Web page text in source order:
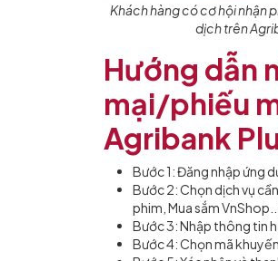
Khách hàng có cơ hội nhận
dịch trên
Hướng dẫn
mại/phiếu
Agribank
Bước 1: Đăng nhập ứng
Bước 2: Chọn dịch vụ
phim, Mua sắm
Bước 3: Nhập thông tin
Bước 4: Chọn mã